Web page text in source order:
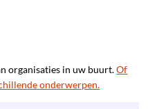
organisaties in uw buurt.Of
onderwerpen.